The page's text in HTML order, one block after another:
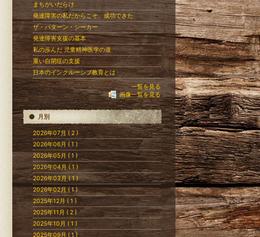
まちがいだらけ
発達障害の私だからこそ、成功できた
ザ・パターン・シーカー
発達障害支援の基本
私の歩んだ 児童精神医学の道
重い自閉症の支援
日本のインクルーシブ教育とは
一覧を見る
画像一覧を見る
月別
2026年07月 ( 2 )
2026年06月 ( 1 )
2026年05月 ( 1 )
2026年04月 ( 1 )
2026年03月 ( 1 )
2026年02月 ( 1 )
2025年12月 ( 1 )
2025年11月 ( 2 )
2025年10月 ( 1 )
2025年09月 ( 1 )